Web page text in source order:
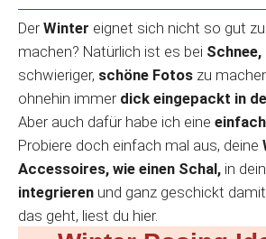
Der Winter eignet sich nicht so gut
machen? Natürlich ist es bei Schnee,
schwieriger, schöne Fotos zu
ohnehin immer dick eingepackt in
Aber auch dafür habe ich eine
Probiere doch einfach mal aus, deine
Accessoires, wie einen Schal, in
integrieren und ganz geschickt
das geht, liest du hier.